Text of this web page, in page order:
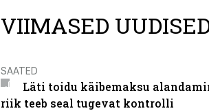
VIIMASED
SAATED
Läti toidu käibemaksu
riik teeb seal tugevat kontrolli